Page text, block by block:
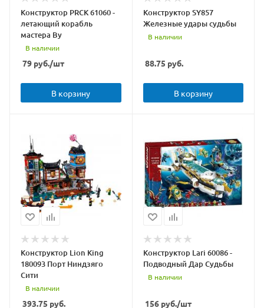
Конструктор PRCK 61060 -
летающий корабль
мастера Ву
В наличии
79 руб./шт
В корзину
Конструктор SY857
Железные удары судьбы
В наличии
88.75 руб.
В корзину
Конструктор Lion King
180093 Порт Ниндзяго
Сити
В наличии
393.75 руб.
Конструктор Lari 60086 -
Подводный Дар Судьбы
В наличии
156руб./шт